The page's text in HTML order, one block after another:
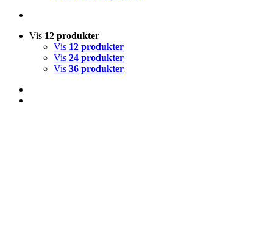
Vis 12 produkter
Vis 12 produkter
Vis 24 produkter
Vis 36 produkter